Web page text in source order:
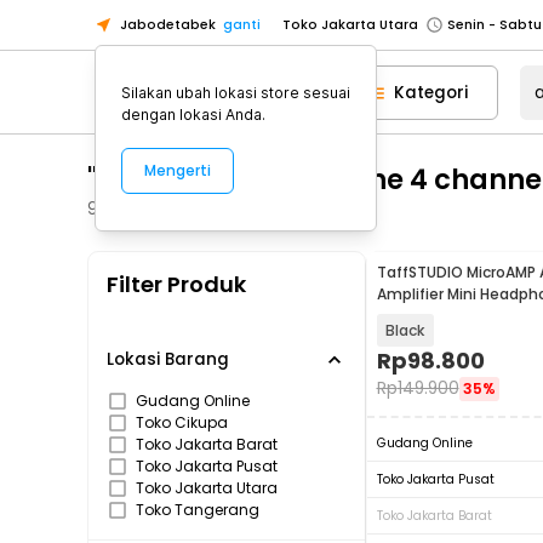
Jabodetabek ganti Toko Jakarta Utara
Toko Tangerang
Toko Cikupa
Pick n Go Jakarta Barat
Senin -
Pick n Go Bekasi
Senin - Jumat
Toko Jakarta Barat
Senin -
Toko Tangerang
Senin - Jumat
Senin - Jumat
Kategori
"amp mini headphone 4
93
Filter Produk
Lokasi Barang
Gudang Online
Toko Cikupa
Toko Jakarta Barat
Toko Jakarta Pusat
Toko Jakarta Utara
Toko Tangerang
TaffSTUDIO MicroAMP
Amplifier Mini
Black
Rp98.800
Rp149.900 35%
Gudang Online
Toko Jakarta Pusat
Toko Jakarta Barat
Silakan ubah lokasi store sesuai
dengan lokasi Anda.
Mengerti